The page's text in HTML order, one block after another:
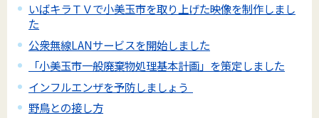
いばキラＴＶで小美玉市を取り上げた映像を制作しまし
た
公衆無線LANサービスを開始しました
「小美玉市一般廃棄物処理基本計画」を策定しました
インフルエンザを予防しましょう
野鳥との接し方